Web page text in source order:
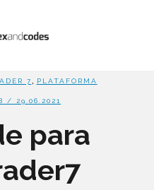
7, PLATAFORMA
/ 29.06.2021
para